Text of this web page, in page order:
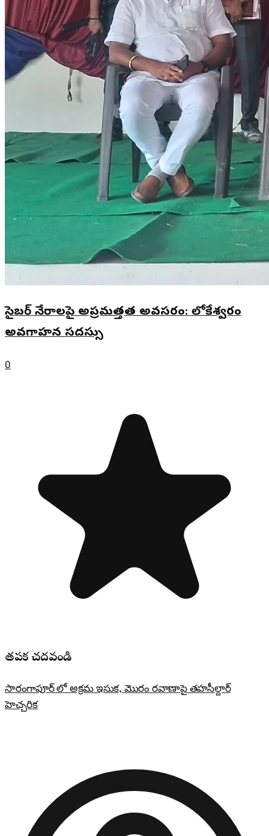
సైబర్ నేరాలపై అప్రమత్తత అవసరం: లోకేశ్వరం
అవగాహన సదస్సు
0
తప్పక చదవండి
సారంగాపూర్ లో అక్రమ ఇసుక, మొరం రవాణాపై తహసీల్దార్
హెచ్చరిక